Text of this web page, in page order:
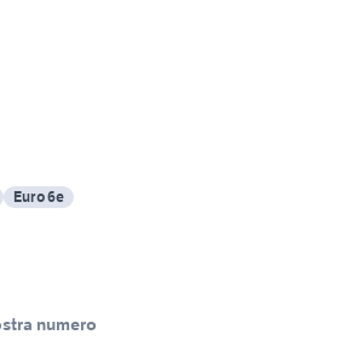
Euro 6e
numero